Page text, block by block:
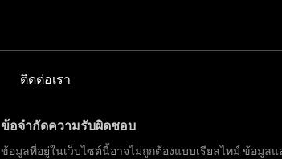
ติดต่อเรา
ข้อจำกัดความรับผิดชอบ
ข้อมูลที่อยู่ในเว็บไซต์นี้อาจไม่ถูกต้องแบบเรียลไทม์ ข้อมูล